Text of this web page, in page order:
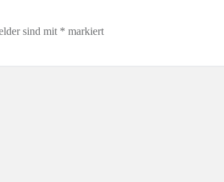
sind mit * markiert